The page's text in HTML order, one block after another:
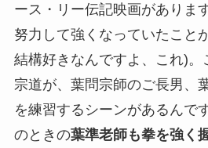
ース・リー伝記映画がありま
努力して強くなっていたこと
結構好きなんですよ、これ)。
宗道が、葉問宗師のご長男、
を練習するシーンがあるんで
のときの葉準老師も拳を強く